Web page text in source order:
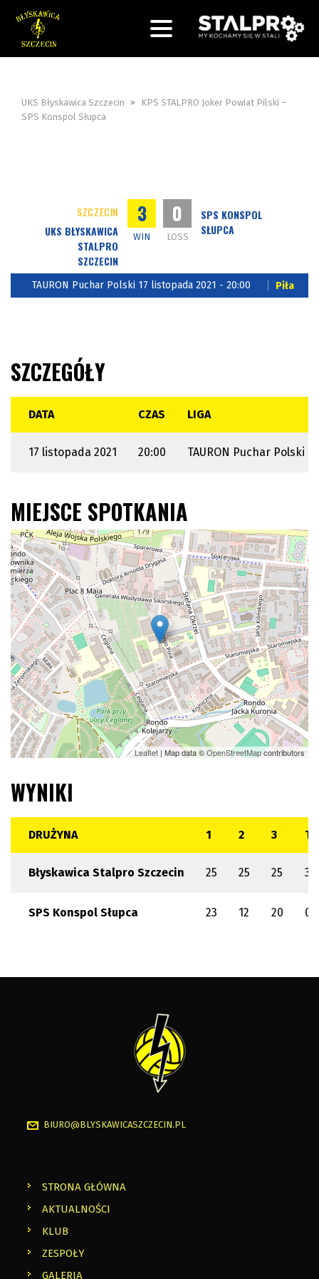
UKS Błyskawica Szczecin >
KPS STALPRO Joker Powiat Pilski –
SPS Konspol Słupca
SZCZECIN
UKS BŁYSKAWICA
STALPRO
SZCZECIN
3
WIN
0
LOSS
SPS KONSPOL
SŁUPCA
TAURON Puchar Polski 17 listopada 2021 - 20:00 Piła
SZCZEGÓŁY
DATA CZAS LIGA
17 listopada 2021 20:00 TAURON Puchar Polski
MIEJSCE SPOTKANIA
Leaflet | Map data ©OpenStreetMapcontributors
WYNIKI
DRUŻYNA 1 2 3 T
Błyskawica Stalpro Szczecin 25 25 25 3
SPS Konspol Słupca 23 12 20 0
BIURO@BLYSKAWICASZCZECIN.PL
STRONA GŁÓWNA
AKTUALNOŚCI
KLUB
ZESPOŁY
GALERIA